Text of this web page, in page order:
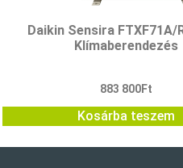
Daikin Sensira FTXF71A/
Klímaberendezés
883 800Ft
Kosárba teszem